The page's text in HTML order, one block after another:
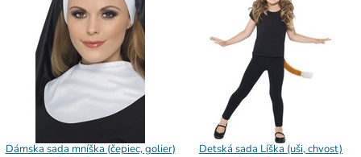
Dámska sada mníška (čepiec, golier)
Detská sada Líška (uši, chvost)